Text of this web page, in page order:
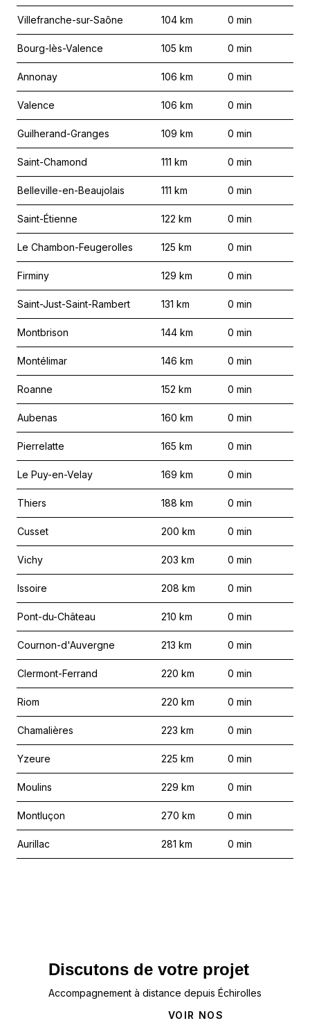
Villefranche-sur-Saône 104 km 0 min
Bourg-lès-Valence 105 km 0 min
Annonay 106 km 0 min
Valence 106 km 0 min
Guilherand-Granges 109 km 0 min
Saint-Chamond 111 km 0 min
Belleville-en-Beaujolais 111 km 0 min
Saint-Étienne 122 km 0 min
Le Chambon-Feugerolles 125 km 0 min
Firminy 129 km 0 min
Saint-Just-Saint-Rambert 131 km 0 min
Montbrison 144 km 0 min
Montélimar 146 km 0 min
Roanne 152 km 0 min
Aubenas 160 km 0 min
Pierrelatte 165 km 0 min
Le Puy-en-Velay 169 km 0 min
Thiers 188 km 0 min
Cusset 200 km 0 min
Vichy 203 km 0 min
Issoire 208 km 0 min
Pont-du-Château 210 km 0 min
Cournon-d'Auvergne 213 km 0 min
Clermont-Ferrand 220 km 0 min
Riom 220 km 0 min
Chamalières 223 km 0 min
Yzeure 225 km 0 min
Moulins 229 km 0 min
Montluçon 270 km 0 min
Aurillac 281 km 0 min
Discutons de votre projet
Accompagnement à distance depuis Échirolles
VOIR NOS